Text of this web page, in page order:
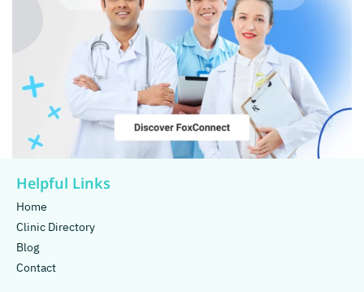
Helpful Links
Home
Clinic Directory
Blog
Contact